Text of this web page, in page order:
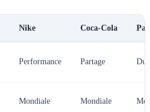
Nike Coca-Cola
Performance Partage
Mondiale Mondiale